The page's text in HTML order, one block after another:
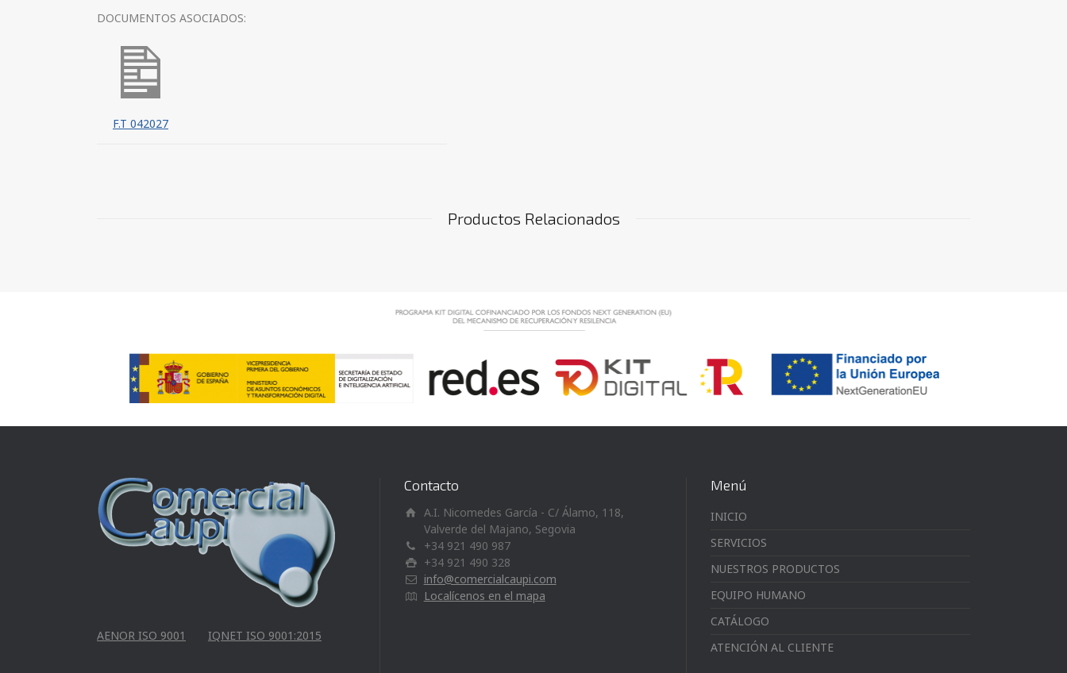
DOCUMENTOS ASOCIADOS:
F.T 042027
Productos Relacionados
AENOR ISO 9001 IQNET ISO 9001:2015
Contacto
A.I. Nicomedes García - C/ Álamo, 118,
Valverde del Majano, Segovia
+34 921 490 987
+34 921 490 328
info@comercialcaupi.com
Localícenos en el mapa
Menú
INICIO
SERVICIOS
NUESTROS PRODUCTOS
EQUIPO HUMANO
CATÁLOGO
ATENCIÓN AL CLIENTE